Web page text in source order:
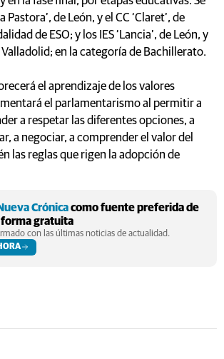
Pastora’, de León, y el CC ‘Claret’, de
de ESO; y los IES ‘Lancia’, de León, y
Valladolid; en la categoría de Bachillerato.
el aprendizaje de los valores
el parlamentarismo al permitir a
a respetar las diferentes opciones, a
a negociar, a comprender el valor del
las reglas que rigen la adopción de
Crónicacomo fuente preferida de
forma gratuita
con las últimas noticias de actualidad.